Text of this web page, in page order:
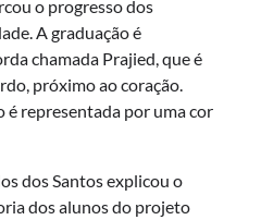
o progresso dos
A graduação é
chamada Prajied, que é
próximo ao coração.
é representada por uma cor
dos Santos explicou o
dos alunos do projeto